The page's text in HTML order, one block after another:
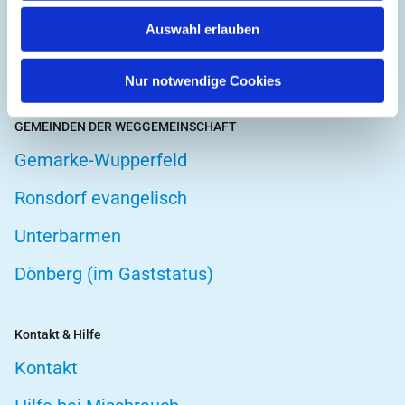
Auswahl erlauben
Nur notwendige Cookies
Telefonseelsorge
GEMEINDEN DER WEGGEMEINSCHAFT
Gemarke-Wupperfeld
Ronsdorf evangelisch
Unterbarmen
Dönberg (im Gaststatus)
Kontakt & Hilfe
Kontakt